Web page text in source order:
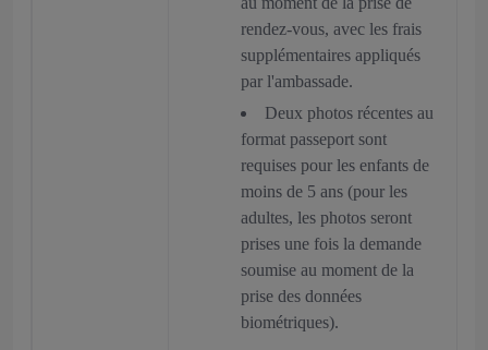
rendez-vous, avec les frais
supplémentaires appliqués
par l'ambassade.
Deux photos récentes au
format passeport sont
requises pour les enfants de
moins de 5 ans (pour les
adultes, les photos seront
prises une fois la demande
soumise au moment de la
prise des données
biométriques).